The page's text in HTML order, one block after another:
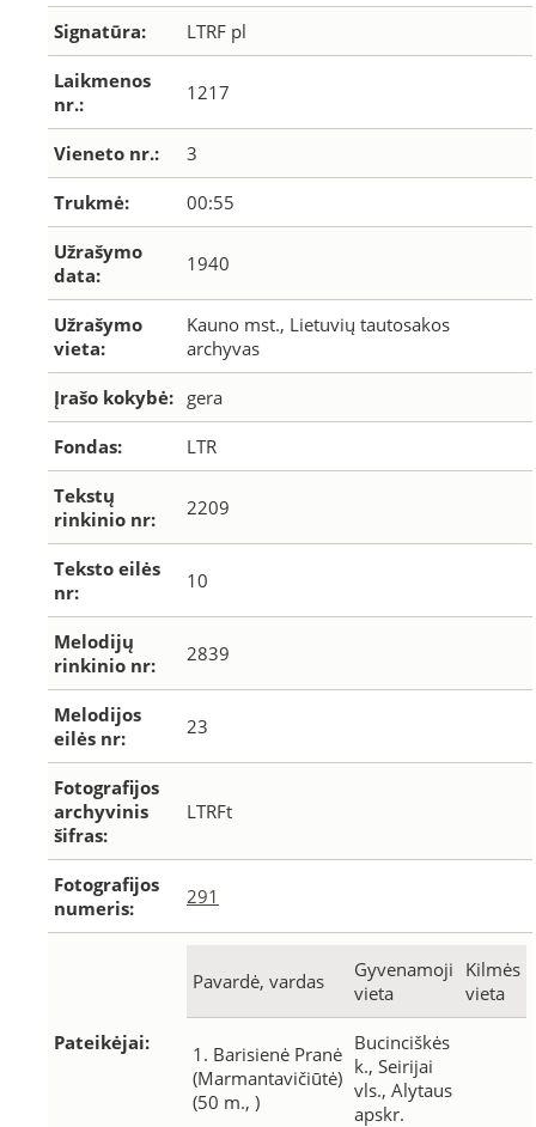
Signatūra: LTRF pl
Laikmenos
nr.:
1217
Vieneto nr.: 3
Trukmė: 00:55
Užrašymo
data:
1940
Užrašymo
vieta:
Kauno mst., Lietuvių tautosakos
archyvas
Įrašo kokybė: gera
Fondas: LTR
Tekstų
rinkinio nr:
2209
Teksto eilės
nr:
10
Melodijų
rinkinio nr:
2839
Melodijos
eilės nr:
23
Fotografijos
archyvinis
šifras:
LTRFt
Fotografijos
numeris:
291
Pateikėjai:
Pavardė, vardas
Gyvenamoji
vieta
Kilmės
vieta
1. Barisienė Pranė
(Marmantavičiūtė)
(50 m., )
Bucinciškės
k., Seirijai
vls., Alytaus
apskr.